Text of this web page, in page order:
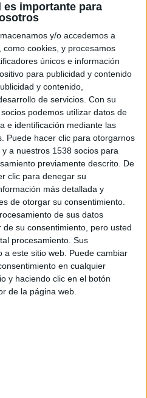
es importante para
y/o accedemos a
cookies, y procesamos
únicos e información
para publicidad y contenido
y contenido,
de servicios. Con su
podemos utilizar datos de
e identificación mediante las
Puede hacer clic para otorgarnos
a nuestros 1538 socios para
previamente descrito. De
clic para denegar su
más detallada y
de otorgar su consentimiento.
de sus datos
su consentimiento, pero usted
procesamiento. Sus
a este sitio web. Puede cambiar
en cualquier
y haciendo clic en el botón
de la página web.
vida tranquila entre los peces
a un viaje de clase para
migran de vuelta a casa, la
a la olvidadiza Dory a una
dónde viene.
(Buscando a Nemo,WALL-
Collins (co-productora
las voces deEllen
Ed O’Neill, Kaitlin Olson, Ty
Keaton en su versión original.
la voz a Dory, el olvidadizo
de la nueva película
en castellano, y
José Luis Gil
Marlin. El reparto de doblaje
Gurruchaga, que doblará al
personajes de la esperada